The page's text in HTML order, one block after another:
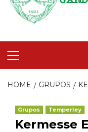
Menu
HOME GRUPOS
Grupos Temperley
Kermesse